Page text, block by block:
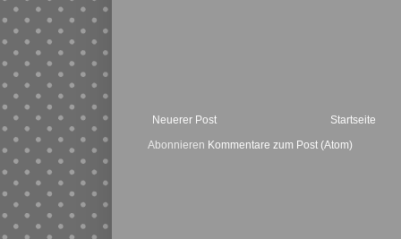
Neuerer Post
Startseite
Abonnieren Kommentare zum Post (Atom)